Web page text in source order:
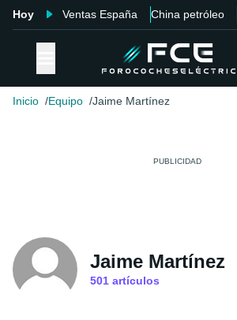
Hoy Ventas España China petróleo
Inicio Equipo Jaime Martínez
Jaime Martínez
501 artículos